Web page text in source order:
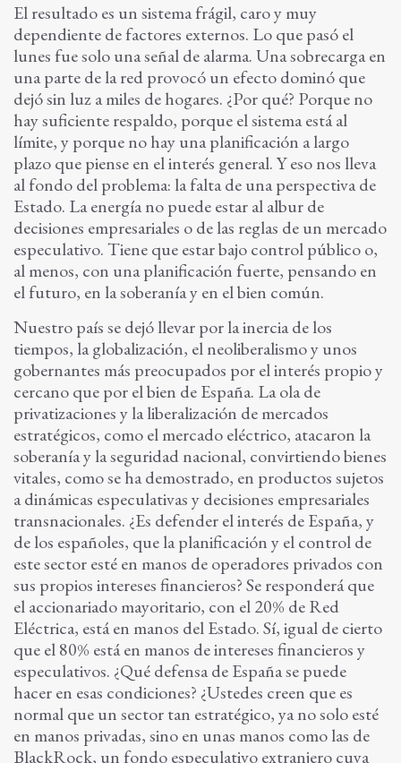
El resultado es un sistema frágil, caro y muy
dependiente de factores externos. Lo que pasó el
lunes fue solo una señal de alarma. Una sobrecarga en
una parte de la red provocó un efecto dominó que
dejó sin luz a miles de hogares. ¿Por qué? Porque no
hay suficiente respaldo, porque el sistema está al
límite, y porque no hay una planificación a largo
plazo que piense en el interés general. Y eso nos lleva
al fondo del problema: la falta de una perspectiva de
Estado. La energía no puede estar al albur de
decisiones empresariales o de las reglas de un mercado
especulativo. Tiene que estar bajo control público o,
al menos, con una planificación fuerte, pensando en
el futuro, en la soberanía y en el bien común.
Nuestro país se dejó llevar por la inercia de los
tiempos, la globalización, el neoliberalismo y unos
gobernantes más preocupados por el interés propio y
cercano que por el bien de España. La ola de
privatizaciones y la liberalización de mercados
estratégicos, como el mercado eléctrico, atacaron la
soberanía y la seguridad nacional, convirtiendo bienes
vitales, como se ha demostrado, en productos sujetos
a dinámicas especulativas y decisiones empresariales
transnacionales. ¿Es defender el interés de España, y
de los españoles, que la planificación y el control de
este sector esté en manos de operadores privados con
sus propios intereses financieros? Se responderá que
el accionariado mayoritario, con el 20% de Red
Eléctrica, está en manos del Estado. Sí, igual de cierto
que el 80% está en manos de intereses financieros y
especulativos. ¿Qué defensa de España se puede
hacer en esas condiciones? ¿Ustedes creen que es
normal que un sector tan estratégico, ya no solo esté
en manos privadas, sino en unas manos como las de
BlackRock, un fondo especulativo extranjero cuya